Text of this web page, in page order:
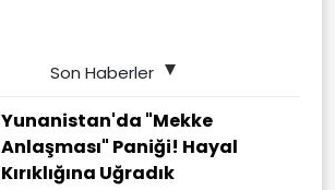
Son Haberler
Yunanistan'da "Mekke
Anlaşması" Paniği! Hayal
Kırıklığına Uğradık